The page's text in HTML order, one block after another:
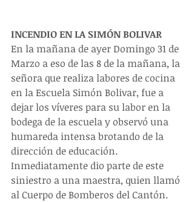
INCENDIO EN LA SIMÓN BOLIVAR
En la mañana de ayer Domingo 31 de
Marzo a eso de las 8 de la mañana, la
señora que realiza labores de cocina
en la Escuela Simón Bolivar, fue a
dejar los víveres para su labor en la
bodega de la escuela y observó una
humareda intensa brotando de la
dirección de educación.
Inmediatamente dio parte de este
siniestro a una maestra, quien llamó
al Cuerpo de Bomberos del Cantón.